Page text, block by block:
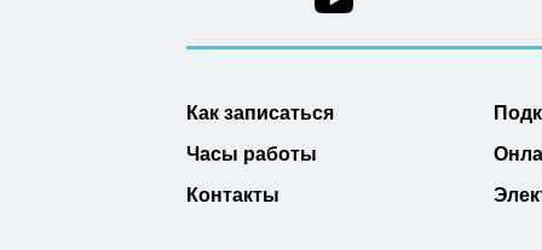
Как записаться
Часы работы
Контакты